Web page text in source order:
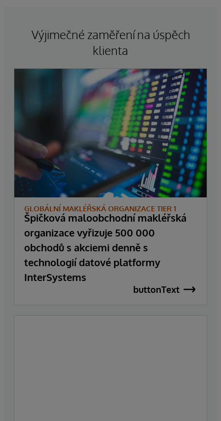
Výjimečné zaměření na úspěch
klienta
GLOBÁLNÍ MAKLÉŘSKÁ ORGANIZACE TIER 1
Špičková maloobchodní makléřská
organizace vyřizuje 500 000
obchodů s akciemi denně s
technologií datové platformy
InterSystems
buttonText